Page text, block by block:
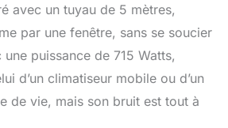
avec un tuyau de 5 mètres,
par une fenêtre, sans se soucier
puissance de 715 Watts,
d’un climatiseur mobile ou d’un
de vie, mais son bruit est tout à